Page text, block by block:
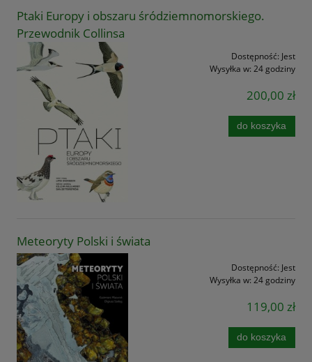
Ptaki Europy i obszaru śródziemnomorskiego.
Przewodnik Collinsa
Dostępność: Jest
Wysyłka w: 24 godziny
200,00 zł
do koszyka
Meteoryty Polski i świata
Dostępność: Jest
Wysyłka w: 24 godziny
119,00 zł
do koszyka